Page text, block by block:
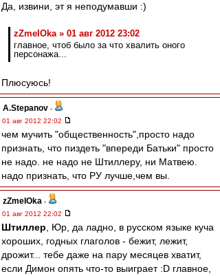
Да, извини, эт я неподумавши :)
zZmeIOka » 01 авг 2012 23:02
главное, чтоб было за что хвалить оного
персонажа...
Плюсуюсь!
A.Stepanov -
01 авг 2012 22:02
чем мучить "общественность",просто надо
признать, что пиздеть "впереди Батьки" просто
не надо. не надо не Штиллеру, ни Матвею.
надо признать, что РУ лучше,чем вы.
zZmeIOka -
01 авг 2012 22:02
Штиллер , Юр, да ладно, в русском языке куча
хороших, годных глаголов - бежит, лежит,
дрожит... тебе даже на пару месяцев хватит,
если Димон опять что-то выиграет :D главное,